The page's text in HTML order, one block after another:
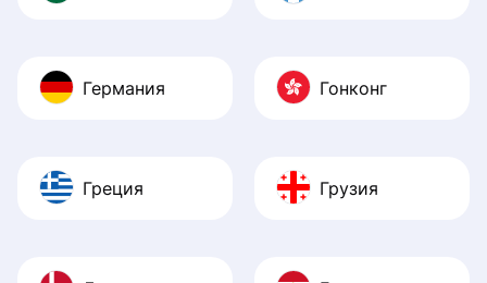
Германия Гонконг
Греция Грузия